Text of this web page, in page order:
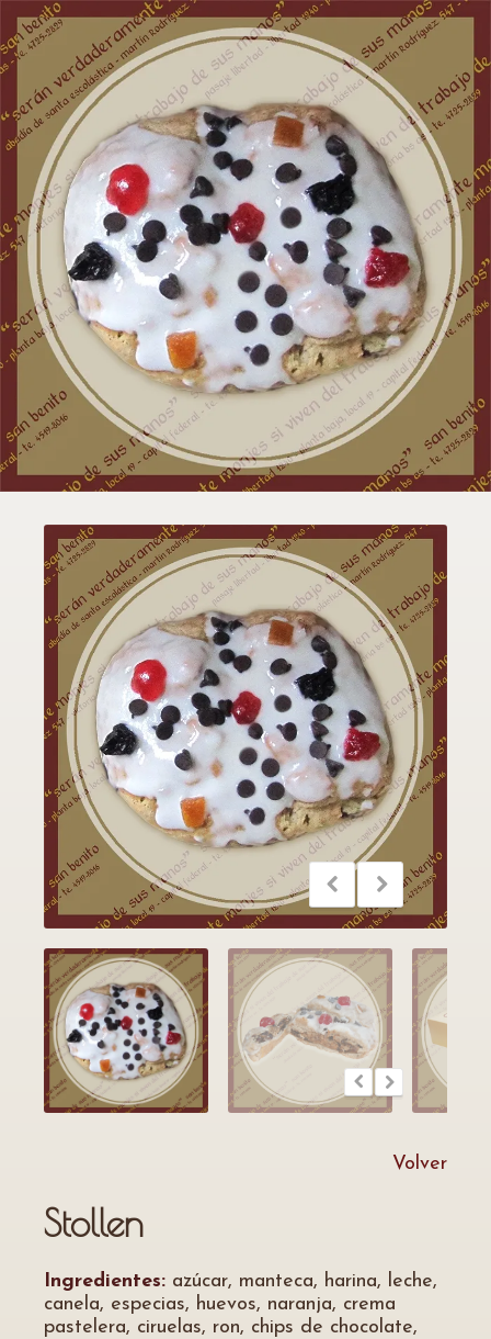
Volver
Stollen
Ingredientes: azúcar, manteca, harina, leche,
canela, especias, huevos, naranja, crema
pastelera, ciruelas, ron, chips de chocolate,